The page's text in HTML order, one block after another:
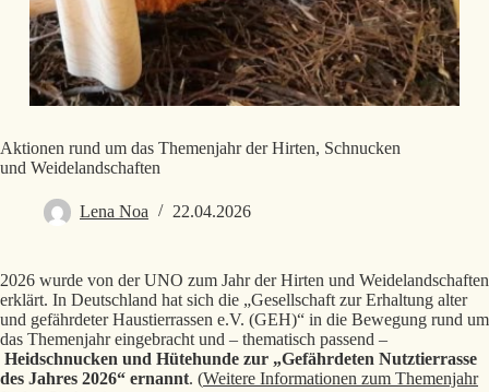
Aktionen rund um das Themenjahr der Hirten, Schnucken
und Weidelandschaften
Lena Noa 22.04.2026
2026 wurde von der UNO zum Jahr der Hirten und Weidelandschaften
erklärt. In Deutschland hat sich die „Gesellschaft zur Erhaltung alter
und gefährdeter Haustierrassen e.V. (GEH)“ in die Bewegung rund um
das Themenjahr eingebracht und – thematisch passend –
Heidschnucken und Hütehunde zur „Gefährdeten Nutztierrasse
des Jahres 2026“ ernannt. (Weitere Informationen zum Themenjahr